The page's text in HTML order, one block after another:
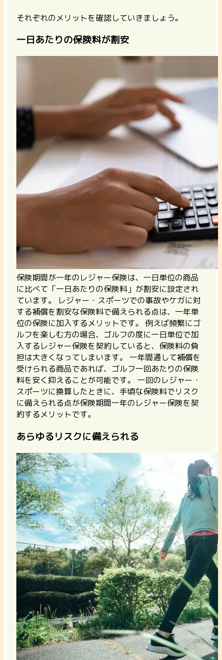
それぞれのメリットを確認していきましょう。
一日あたりの保険料が割安
保険期間が一年のレジャー保険は、一日単位の商品
に比べて「一日あたりの保険料」が割安に設定され
ています。
レジャー・スポーツでの事故やケガに対
する補償を割安な保険料で備えられる点は、一年単
位の保険に加入するメリットです。 例えば頻繁にゴ
ルフを楽しむ方の場合、ゴルフの度に一日単位で加
入するレジャー保険を契約していると、保険料の負
担は大きくなってしまいます。 一年間通して補償を
受けられる商品であれば、ゴルフ一回あたりの保険
料を安く抑えることが可能です。 一回のレジャー・
スポーツに換算したときに、 手頃な保険料でリスク
に備えられる点が保険期間一年のレジャー保険を契
約するメリットです。
あらゆるリスクに備えられる